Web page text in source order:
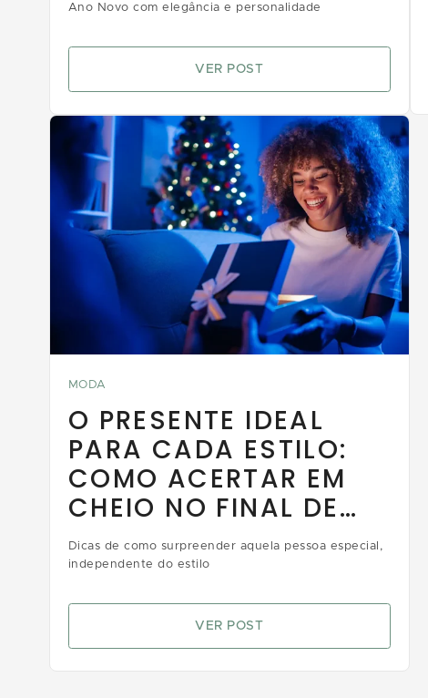
Ano Novo com elegância e personalidade
VER POST
MODA
O PRESENTE IDEAL
PARA CADA ESTILO:
COMO ACERTAR EM
CHEIO NO FINAL DE
ANO
Dicas de como surpreender aquela pessoa especial,
independente do estilo
VER POST